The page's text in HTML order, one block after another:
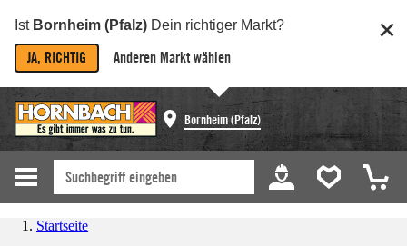
Ist Bornheim (Pfalz) Dein richtiger Markt?
JA, RICHTIG Anderen Markt wählen
Bornheim (Pfalz)
Startseite